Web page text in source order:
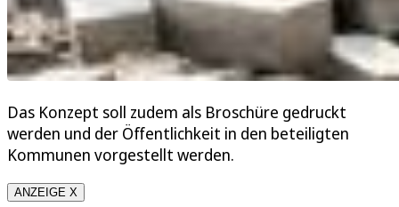
Das Konzept soll zudem als Broschüre gedruckt
werden und der Öffentlichkeit in den beteiligten
Kommunen vorgestellt werden.
ANZEIGE X